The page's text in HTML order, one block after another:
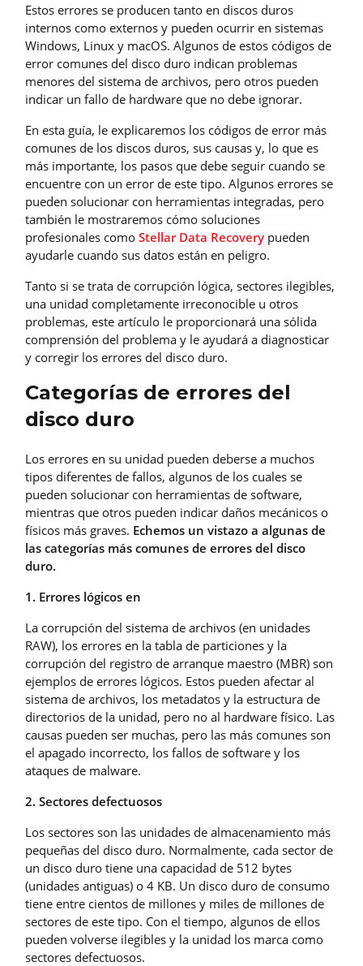
Estos errores se producen tanto en discos duros
internos como externos y pueden ocurrir en sistemas
Windows, Linux y macOS. Algunos de estos códigos de
error comunes del disco duro indican problemas
menores del sistema de archivos, pero otros pueden
indicar un fallo de hardware que no debe ignorar.
En esta guía, le explicaremos los códigos de error más
comunes de los discos duros, sus causas y, lo que es
más importante, los pasos que debe seguir cuando se
encuentre con un error de este tipo. Algunos errores se
pueden solucionar con herramientas integradas, pero
también le mostraremos cómo soluciones
profesionales como Stellar Data Recovery pueden
ayudarle cuando sus datos están en peligro.
Tanto si se trata de corrupción lógica, sectores ilegibles,
una unidad completamente irreconocible u otros
problemas, este artículo le proporcionará una sólida
comprensión del problema y le ayudará a diagnosticar
y corregir los errores del disco duro.
Categorías de errores del
disco duro
Los errores en su unidad pueden deberse a muchos
tipos diferentes de fallos, algunos de los cuales se
pueden solucionar con herramientas de software,
mientras que otros pueden indicar daños mecánicos o
físicos más graves. Echemos un vistazo a algunas de
las categorías más comunes de errores del disco
duro.
1. Errores lógicos en
La corrupción del sistema de archivos (en unidades
RAW), los errores en la tabla de particiones y la
corrupción del registro de arranque maestro (MBR) son
ejemplos de errores lógicos. Estos pueden afectar al
sistema de archivos, los metadatos y la estructura de
directorios de la unidad, pero no al hardware físico. Las
causas pueden ser muchas, pero las más comunes son
el apagado incorrecto, los fallos de software y los
ataques de malware.
2. Sectores defectuosos
Los sectores son las unidades de almacenamiento más
pequeñas del disco duro. Normalmente, cada sector de
un disco duro tiene una capacidad de 512 bytes
(unidades antiguas) o 4 KB. Un disco duro de consumo
tiene entre cientos de millones y miles de millones de
sectores de este tipo. Con el tiempo, algunos de ellos
pueden volverse ilegibles y la unidad los marca como
sectores defectuosos.